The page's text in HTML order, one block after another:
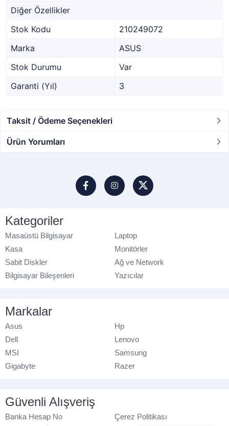
Diğer Özellikler
Stok Kodu
210249072
Marka
ASUS
Stok Durumu
Var
Garanti (Yıl)
3
Taksit / Ödeme Seçenekleri
Ürün Yorumları
Kategoriler
Masaüstü Bilgisayar
Laptop
Kasa
Monitörler
Sabit Diskler
Ağ ve Network
Bilgisayar Bileşenleri
Yazıcılar
Markalar
Asus
Hp
Dell
Lenovo
MSI
Samsung
Gigabyte
Razer
Güvenli Alışveriş
Banka Hesap No
Çerez Politikası